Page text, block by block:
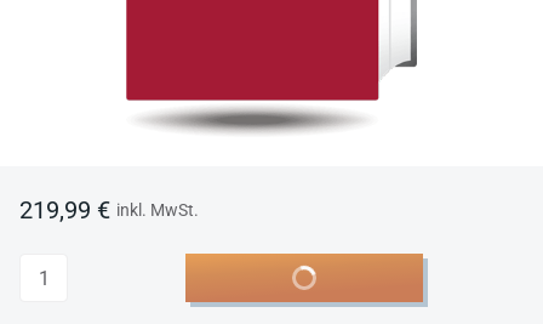
219,99 € inkl. MwSt.
Anzahl In den Warenkorb